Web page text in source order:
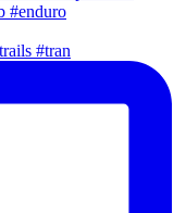
#tran